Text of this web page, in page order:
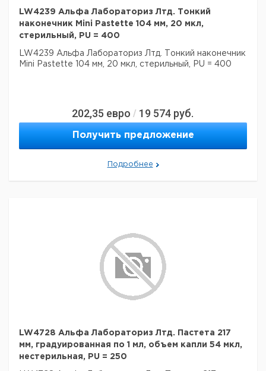
LW4239 Альфа Лабораториз Лтд. Тонкий
наконечник Mini Pastette 104 мм, 20 мкл,
стерильный, PU = 400
LW4239 Альфа Лабораториз Лтд. Тонкий наконечник
Mini Pastette 104 мм, 20 мкл, стерильный, PU = 400
202,35 евро / 19 574 руб.
Получить предложение
Подробнее
LW4728 Альфа Лабораториз Лтд. Пастета 217
мм, градуированная по 1 мл, объем капли 54 мкл,
нестерильная, PU = 250